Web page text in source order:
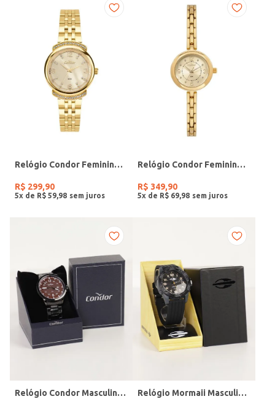
Relógio Condor Feminino DOURADO
R$ 299,90
5x de R$ 59 98
Relógio Condor Feminino DOURADO
R$ 349,90
5x de R$ 69 98
Relógio Condor Masculino PRETO Relógio Mormaii Masculino PRETO